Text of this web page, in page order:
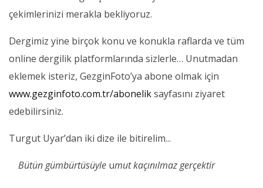
çekimlerinizi merakla bekliyoruz.
Dergimiz yine birçok konu ve konukla raflarda ve tüm
online dergilik platformlarında sizlerle… Unutmadan
eklemek isteriz, GezginFoto’ya abone olmak için
www.gezginfoto.com.tr/aboneliksayfasını ziyaret
edebilirsiniz.
Turgut Uyar’dan iki dize ile bitirelim...
Bütün gümbürtüsüyle umut kaçınılmaz gerçektir